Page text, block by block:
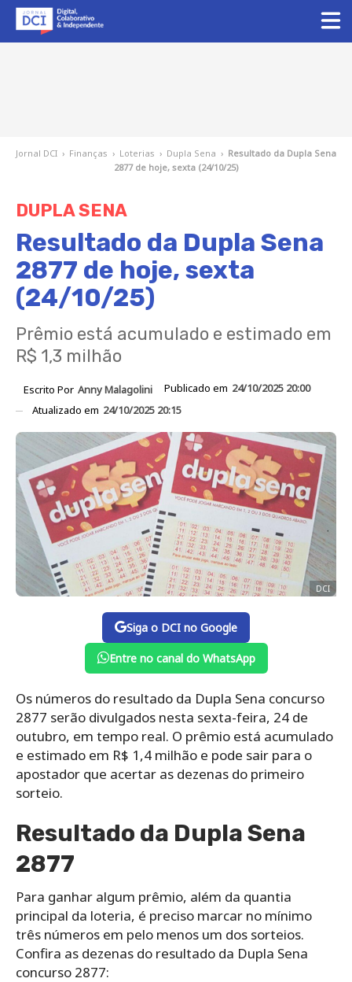
Jornal DCI › Finanças › Loterias › Dupla Sena › Resultado da Dupla Sena
2877 de hoje, sexta (24/10/25)
DUPLA SENA
Resultado da Dupla Sena
2877 de hoje, sexta
(24/10/25)
Prêmio está acumulado e estimado em
R$ 1,3 milhão
Escrito Por Anny Malagolini Publicado em 24/10/2025 20:00
Atualizado em 24/10/2025 20:15
DCI
Siga o DCI no Google
Entre no canal do WhatsApp
Os números do resultado da Dupla Sena concurso
2877 serão divulgados nesta sexta-feira, 24 de
outubro, em tempo real. O prêmio está acumulado
e estimado em R$ 1,4 milhão e pode sair para o
apostador que acertar as dezenas do primeiro
sorteio.
Resultado da Dupla Sena
2877
Para ganhar algum prêmio, além da quantia
principal da loteria, é preciso marcar no mínimo
três números em pelo menos um dos sorteios.
Confira as dezenas do resultado da Dupla Sena
concurso 2877: